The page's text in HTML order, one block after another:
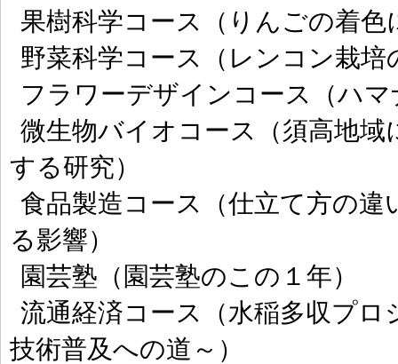
果樹科学コース（りんごの着色
野菜科学コース（レンコン栽
フラワーデザインコース（ハ
微生物バイオコース（須高地
する研究）
食品製造コース（仕立て方の
る影響）
園芸塾（園芸塾のこの１年）
流通経済コース（水稲多収プ
技術普及への道～）